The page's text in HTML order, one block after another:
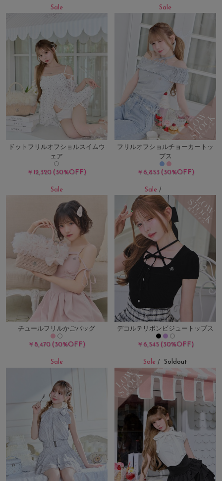
Sale
ドットフリルオフショルスイムウ
ェア
￥12,320(30%OFF)
Sale
フリルオフショルチョーカートッ
プス
￥6,853 (30%OFF)
Sale
チュールフリルかごバッグ
￥8,470(30%OFF)
Sale/
デコルテリボンビジュートップス
￥6,545 (30%OFF)
Sale Sale /Soldout